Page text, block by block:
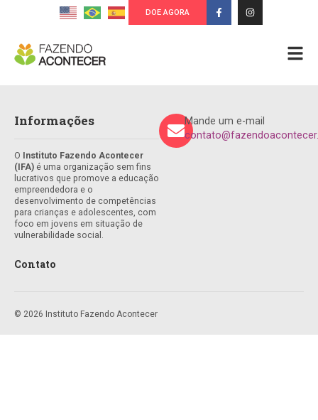
DOE AGORA
Informações
O Instituto Fazendo Acontecer
(IFA) é uma organização sem fins
lucrativos que promove a educação
empreendedora e o
desenvolvimento de competências
para crianças e adolescentes, com
foco em jovens em situação de
vulnerabilidade social.
Contato
Mande um e-mail
© 2026 Instituto Fazendo Acontecer